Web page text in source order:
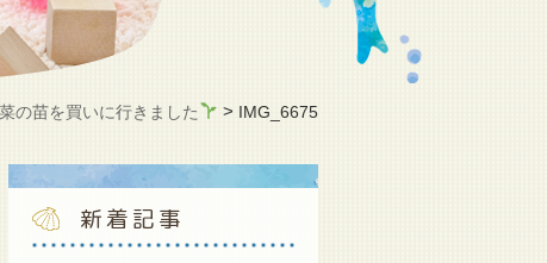
の苗を買いに行きました > IMG_6675
新着記事